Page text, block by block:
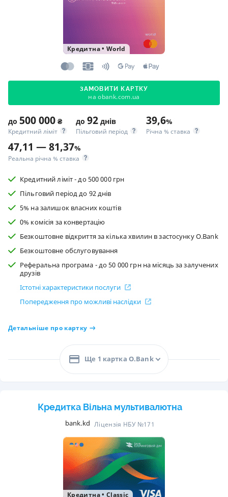
Кредитна• World
ЗАМОВИТИ КАРТКУ
на obank.com.ua
до 500 000 ₴
Кредитний ліміт
до 92 днів
Пільговий період
39,6%
Річна % ставка
47,11 — 81,37%
Реальна річна % ставка
Кредитний ліміт - до 500 000 грн
Пільговий період до 92 днів
5% на залишок власних коштів
0% комісія за конвертацію
Безкоштовне відкриття за кілька хвилин в застосунку O.Bank
Безкоштовне обслуговування
Реферальна програма - до 50 000 грн на місяць за залучених
друзів
Істотні характеристики послуги
Попередження про можливі наслідки
Детальніше про картку
Ще 1 картка O.Bank
Кредитка Вільна мультивалютна
bank.kd Ліцензія НБУ №171
Кредитна• Classic